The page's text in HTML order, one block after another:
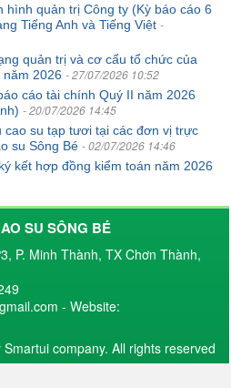
hình quản trị Công ty (Kỳ báo cáo 6
Tiếng Anh và Tiếng Việt -
quản trị và cơ cấu tổ chức của
2026 - 27/07/2026 10:52
cáo tài chính Quý II năm 2026
- 20/07/2026 14:45
cao su tạp tươi tại các đơn vị trực
su Sông Bé - 02/07/2026 14:46
kết hợp đồng kiểm toán năm 2026
SU SÔNG BÉ
P. Minh Thành, TX Chơn Thành,
- Website:
company. All rights reserved